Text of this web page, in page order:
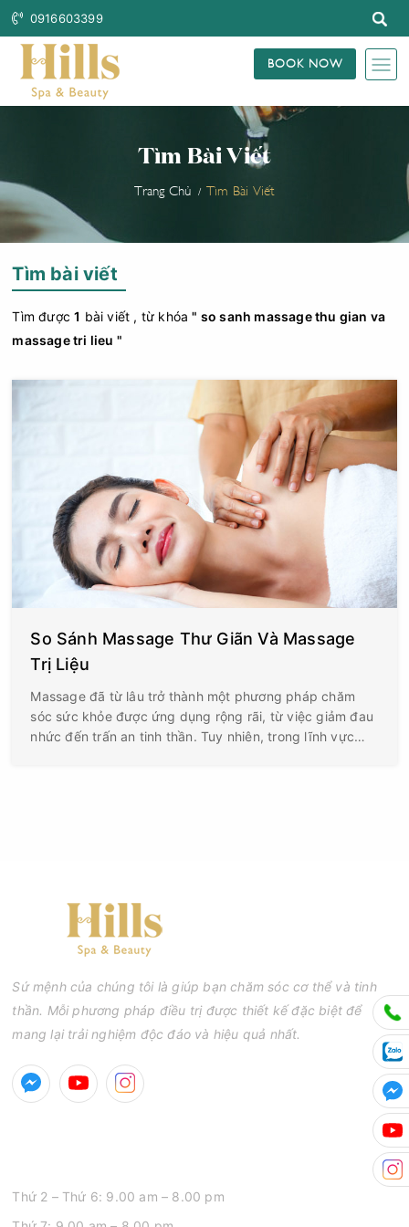
0916603399
BOOK NOW
Tìm Bài Viết
Trang Chủ Tìm Bài Viết
Tìm bài viết
Tìm được1 bài viết , từ khóa" so sanh massage thu gian va
massage tri lieu "
So Sánh Massage Thư Giãn Và Massage
Trị Liệu
Massage đã từ lâu trở thành một phương pháp chăm
sóc sức khỏe được ứng dụng rộng rãi, từ việc giảm đau
nhức đến trấn an tinh thần. Tuy nhiên, trong lĩnh vực
Sứ mệnh của chúng tôi là giúp bạn chăm sóc cơ thể và tinh
thần. Mỗi phương pháp điều trị được thiết kế đặc biệt để
mang lại trải nghiệm độc đáo và hiệu quả nhất.
Thứ 2 – Thứ 6: 9.00 am – 8.00 pm